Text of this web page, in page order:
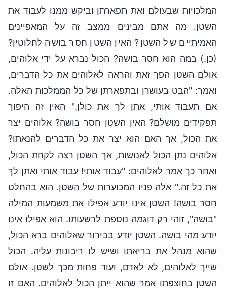
המלכויות שבעולם ואת תפארתן וביקש ממנו לעבוד את
השטן. מה אתם מבינים ממצב זה על המאפיינים
האמיתיים של השטן? האין השטן חסר בושה לחלוטין?
(כן.) במה הוא חסר בושה? הכול נברא על ידי אלוהים,
אולם השטן הפך זאת והראה לאלוהים את כל הדברים,
ואמר: "הבט בעושרן ובתפארתן של כל הממלכות האלה.
אם תעבוד אותי, אתן לך את כולן." האין זה היפוך
תפקידים מושלם? האין השטן חסר בושה? אלוהים יצר
את הכול, אך האם הוא יצר את כל הדברים להנאתו?
אלוהים נתן הכול לאנושות, אך השטן רצה לקחת הכול,
ואחר כך אמר לאלוהים: "עבוד אותי! עבוד אותי ואתן לך
את כל זה." אלה פניו המכוערות של השטן. הוא בהחלט
חסר בושה! השטן אינו יודע אפילו את משמעות המילה
"בושה", זוהי רק דוגמה נוספת לרשעותו. הוא אפילו אינו
יודע מהי בושה. השטן יודע בבירור שאלוהים ברא הכול,
שהוא מנהל את בריאתו ושיש לו ריבונות עליה. הכול
שייך לאלוהים, לא לאדם, ועוד פחות מכך לשטן. אולם
השטן בחוצפתו אמר שהוא ייתן הכול לאלוהים. האם זו